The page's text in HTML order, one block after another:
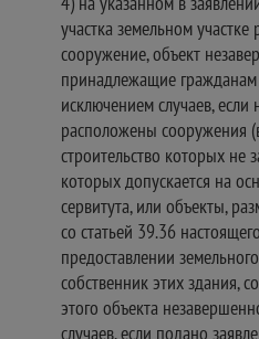
участка земельном
сооружение, объект
принадлежащие
исключением случаев, если
расположены сооружения
строительство которых не
которых допускается на
сервитута, или объекты,
со статьей 39.36
предоставлении
собственник этих здания,
этого объекта
случаев, если подано